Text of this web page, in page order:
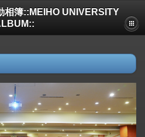
相簿::MEIHO UNIVERSITY